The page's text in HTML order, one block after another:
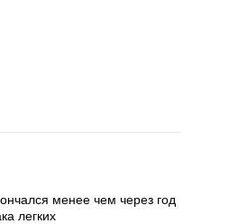
менее чем через год
легких